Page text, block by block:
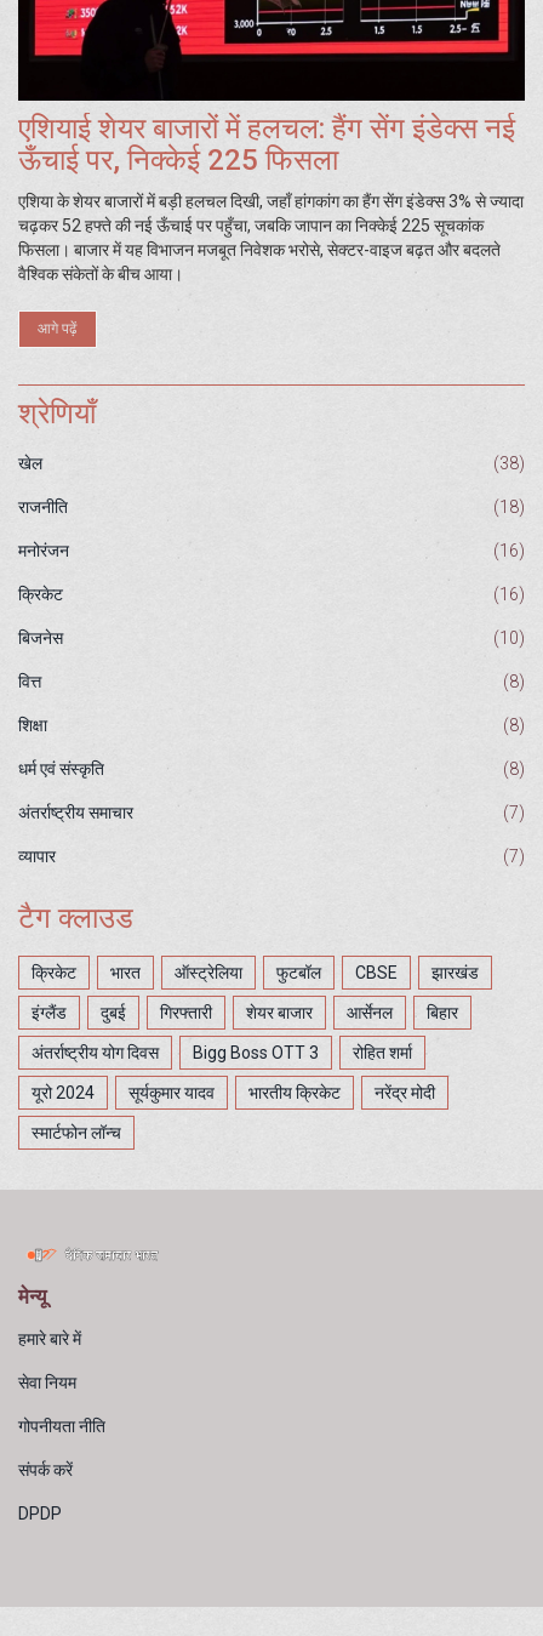
एशियाई शेयर बाजारों में हलचल: हैंग सेंग इंडेक्स नई
ऊँचाई पर, निक्केई 225 फिसला
एशिया के शेयर बाजारों में बड़ी हलचल दिखी, जहाँ हांगकांग का हैंग सेंग इंडेक्स 3% से ज्यादा
चढ़कर 52 हफ्ते की नई ऊँचाई पर पहुँचा, जबकि जापान का निक्केई 225 सूचकांक
फिसला। बाजार में यह विभाजन मजबूत निवेशक भरोसे, सेक्टर-वाइज बढ़त और बदलते
वैश्विक संकेतों के बीच आया।
आगे पढ़ें
श्रेणियाँ
खेल (38)
राजनीति (18)
मनोरंजन (16)
क्रिकेट (16)
बिजनेस (10)
वित्त (8)
शिक्षा (8)
धर्म एवं संस्कृति (8)
अंतर्राष्ट्रीय समाचार (7)
व्यापार (7)
टैग क्लाउड
क्रिकेट भारत ऑस्ट्रेलिया फुटबॉल CBSE झारखंड
इंग्लैंड दुबई गिरफ्तारी शेयर बाजार आर्सेनल बिहार
अंतर्राष्ट्रीय योग दिवस Bigg Boss OTT 3 रोहित शर्मा
यूरो 2024 सूर्यकुमार यादव भारतीय क्रिकेट नरेंद्र मोदी
स्मार्टफोन लॉन्च
मेन्यू
हमारे बारे में
सेवा नियम
गोपनीयता नीति
संपर्क करें
DPDP